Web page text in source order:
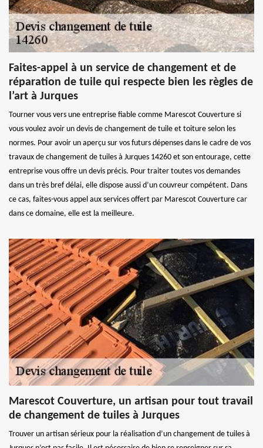
Faites-appel à un service de changement et de
réparation de tuile qui respecte bien les règles de
l’art à Jurques
Tourner vous vers une entreprise fiable comme Marescot Couverture si
vous voulez avoir un devis de changement de tuile et toiture selon les
normes. Pour avoir un aperçu sur vos futurs dépenses dans le cadre de vos
travaux de changement de tuiles à Jurques 14260 et son entourage, cette
entreprise vous offre un devis précis. Pour traiter toutes vos demandes
dans un très bref délai, elle dispose aussi d’un couvreur compétent. Dans
ce cas, faites-vous appel aux services offert par Marescot Couverture car
dans ce domaine, elle est la meilleure.
Marescot Couverture, un artisan pour tout travail
de changement de tuiles à Jurques
Trouver un artisan sérieux pour la réalisation d’un changement de tuiles à